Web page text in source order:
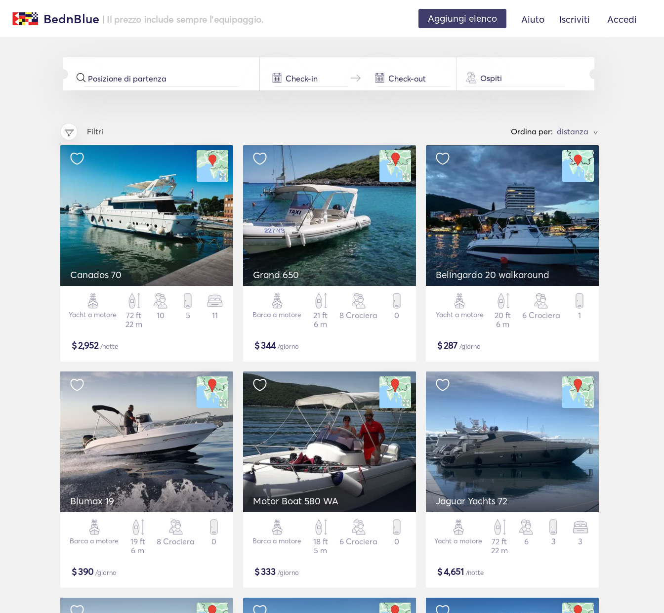
BednBlue | Il prezzo include sempre l'equipaggio. Aggiungi elenco Aiuto Iscriviti Accedi
Ospiti
Filtri Ordina per: >
Canados 70
Yacht a motore
72 ft
22 m
10 5 11
$2,952/notte
Grand 650
Barca a motore
21 ft
6 m
8 Crociera 0
$344/giorno
Belingardo 20 walkaround
Yacht a motore
20 ft
6 m
6 Crociera 1
$287 /giorno
Blumax 19
Barca a motore
19 ft
6 m
8 Crociera 0
$390 /giorno
Motor Boat 580 WA
Barca a motore
18 ft
5 m
6 Crociera 0
$333 /giorno
Jaguar Yachts 72
Yacht a motore
72 ft
22 m
6 3 3
$4,651 /notte